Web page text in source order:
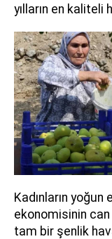
yılların en kaliteli
Kadınların
ekonomisinin
tam bir şenlik